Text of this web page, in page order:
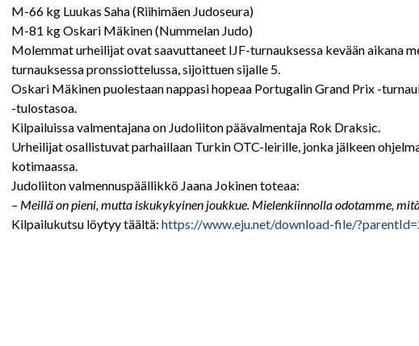
M-66 kg Luukas Saha (Riihimäen Judoseura)
M-81 kg Oskari Mäkinen (Nummelan Judo)
Molemmat urheilijat ovat saavuttaneet IJF-turnauksessa kevään aikana
turnauksessa pronssiottelussa, sijoittuen sijalle 5.
Oskari Mäkinen puolestaan nappasi hopeaa Portugalin Grand Prix -
-tulostasoa.
Kilpailuissa valmentajana on Judoliiton päävalmentaja Rok Draksic.
Urheilijat osallistuvat parhaillaan Turkin OTC-leirille, jonka jälkeen
kotimaassa.
Judoliiton valmennuspäällikkö Jaana Jokinen toteaa:
– Meillä on pieni, mutta iskukykyinen joukkue. Mielenkiinnolla odotamme,
Kilpailukutsu löytyy täältä: https://www.eju.net/download-file/